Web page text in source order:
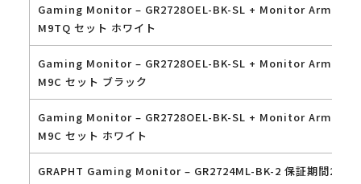
Gaming Monitor – GR2728OEL-BK-SL + Monitor Arm –
M9TQ セット ホワイト
Gaming Monitor – GR2728OEL-BK-SL + Monitor Arm –
M9C セット ブラック
Gaming Monitor – GR2728OEL-BK-SL + Monitor Arm –
M9C セット ホワイト
GRAPHT Gaming Monitor – GR2724ML-BK-2 保証期間2年モ